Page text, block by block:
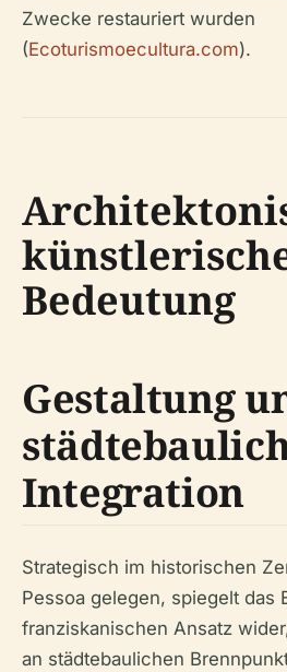
Zwecke restauriert wurden
(Ecoturismoecultura.com).
Bedeutung
Gestaltung
Integration
Strategisch im historischen
Pessoa gelegen, spiegelt das
franziskanischen Ansatz
an städtebaulichen